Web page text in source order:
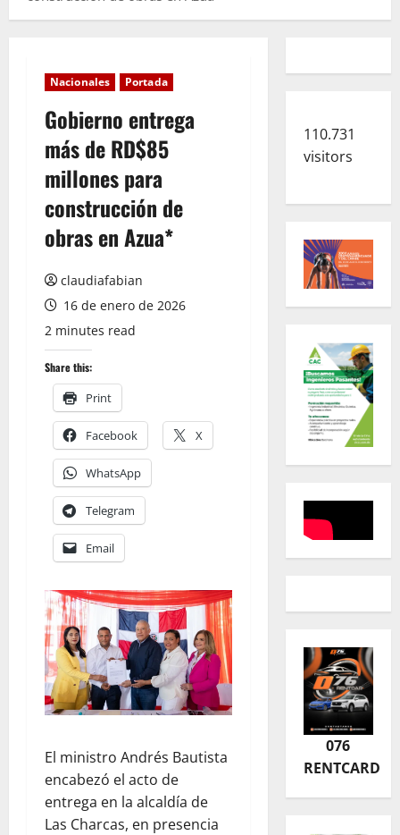
Nacionales Portada
Gobierno entrega
más de RD$85
millones para
construcción de
obras en Azua*
claudiafabian
16 de enero de 2026
2 minutes read
Share this:
Print
Facebook X
WhatsApp
Telegram
Email
El ministro Andrés Bautista
encabezó el acto de
entrega en la alcaldía de
Las Charcas, en presencia
110.731
visitors
076
RENTCARD